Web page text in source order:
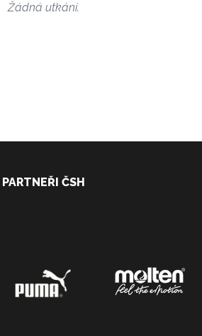
Žádná utkání.
PARTNEŘI ČSH